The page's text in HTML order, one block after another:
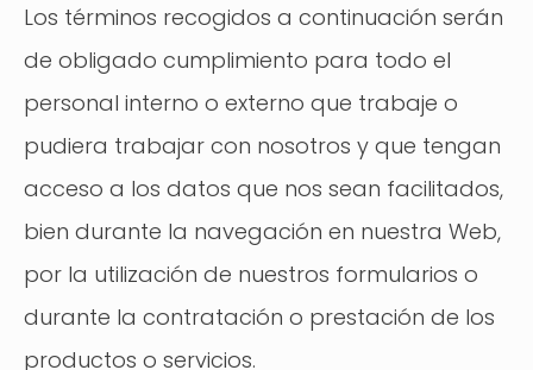
Los términos recogidos a continuación serán
de obligado cumplimiento para todo el
personal interno o externo que trabaje o
pudiera trabajar con nosotros y que tengan
acceso a los datos que nos sean facilitados,
bien durante la navegación en nuestra Web,
por la utilización de nuestros formularios o
durante la contratación o prestación de los
productos o servicios.